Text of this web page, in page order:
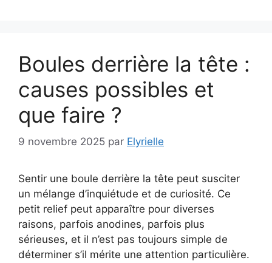
Boules derrière la tête :
causes possibles et
que faire ?
9 novembre 2025 par Elyrielle
Sentir une boule derrière la tête peut susciter
un mélange d’inquiétude et de curiosité. Ce
petit relief peut apparaître pour diverses
raisons, parfois anodines, parfois plus
sérieuses, et il n’est pas toujours simple de
déterminer s’il mérite une attention particulière.